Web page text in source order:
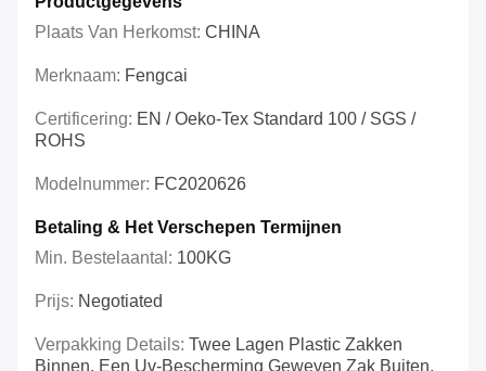
Plaats Van Herkomst: CHINA
Merknaam: Fengcai
Certificering: EN / Oeko-Tex Standard 100 / SGS /
ROHS
Modelnummer: FC2020626
Betaling & Het Verschepen Termijnen
Min. Bestelaantal: 100KG
Prijs: Negotiated
Verpakking Details: Twee Lagen Plastic Zakken
Binnen, Een Uv-Bescherming Geweven Zak Buiten.